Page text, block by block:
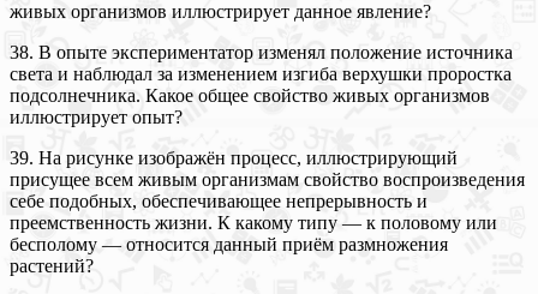
живых организмов иллюстрирует данное явление?
38. В опыте экспериментатор изменял положение источника
света и наблюдал за изменением изгиба верхушки проростка
подсолнечника. Какое общее свойство живых организмов
иллюстрирует опыт?
39. На рисунке изображён процесс, иллюстрирующий
присущее всем живым организмам свойство воспроизведения
себе подобных, обеспечивающее непрерывность и
преемственность жизни. К какому типу — к половому или
бесполому — относится данный приём размножения
растений?